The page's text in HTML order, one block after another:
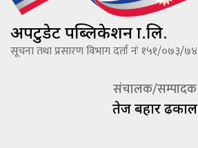
अपटुडेट पब्लिकेशन प्रा.लि.
सूचना तथा प्रसारण विभाग दर्ता नंः १५१/०७३/७४
संचालक/सम्पादक
तेज बहादूर ढकाल